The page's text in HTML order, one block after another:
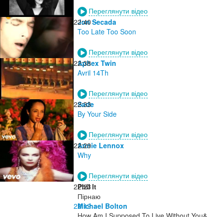
Переглянути відео
22:40
Jon Secada
Too Late Too Soon
Переглянути відео
22:38
Aphex Twin
Avril 14Th
Переглянути відео
22:33
Sade
By Your Side
Переглянути відео
22:29
Annie Lennox
Why
Переглянути відео
22:23
Phil It
Пірнаю
22:19
Michael Bolton